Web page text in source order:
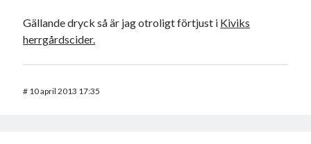
Gällande dryck så är jag otroligt förtjust i Kiviks
herrgårdscider.
# 10 april 2013 17:35